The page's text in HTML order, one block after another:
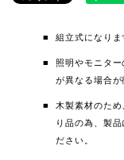
組立式になりま
照明やモニタ
が異なる場合が
木製素材のた
り品の為、製
ださい。